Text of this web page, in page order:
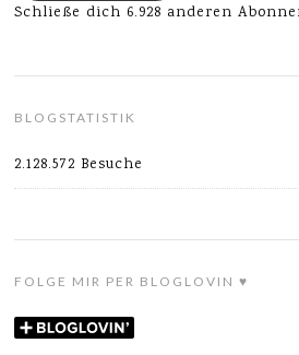
Schließe dich 6.928 anderen
BLOGSTATISTIK
2.128.572 Besuche
FOLGE MIR PER BLOGLOVIN ♥